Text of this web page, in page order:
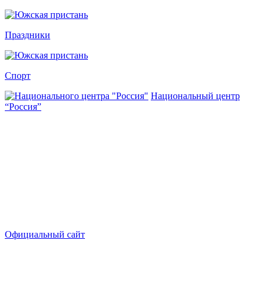
Праздники
Спорт
Национальный центр
“Россия”
Официальный сайт